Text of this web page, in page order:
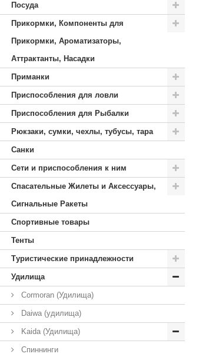
Посуда
Прикормки, Компоненты для
Прикормки, Ароматизаторы,
Аттрактанты, Насадки
Приманки
Приспособления для ловли
Приспособления для Рыбалки
Рюкзаки, сумки, чехлы, тубусы, тара
Санки
Сети и приспособления к ним
Спасательные Жилеты и Аксессуары,
Сигнальные Ракеты
Спортивные товары
Тенты
Туристические принадлежности
Удилища
Cormoran (Удилища)
Daiwa (удилища)
Kaida (Удилища)
Спиннинги